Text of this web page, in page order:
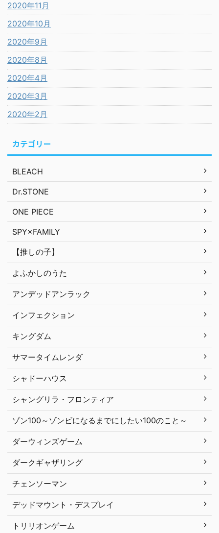
2020年11月
2020年10月
2020年9月
2020年8月
2020年4月
2020年3月
2020年2月
カテゴリー
BLEACH
Dr.STONE
ONE PIECE
SPY×FAMILY
【推しの子】
よふかしのうた
アンデッドアンラック
インフェクション
キングダム
サマータイムレンダ
シャドーハウス
シャングリラ・フロンティア
ゾン100～ゾンビになるまでにしたい100のこと～
ダーウィンズゲーム
ダークギャザリング
チェンソーマン
デッドマウント・デスプレイ
トリリオンゲーム